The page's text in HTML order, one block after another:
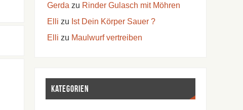
Gerda zu Rinder Gulasch mit Möhren
Elli zu Ist Dein Körper Sauer ?
Elli zu Maulwurf vertreiben
Kategorien